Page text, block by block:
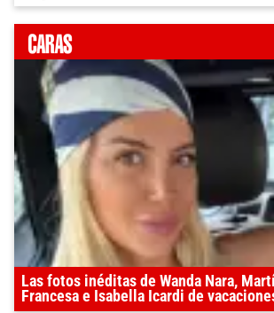
Las fotos inéditas de Wanda Nara,
Francesa e Isabella Icardi de